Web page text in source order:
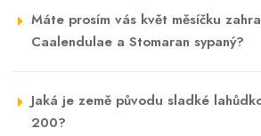
Máte prosím vás květ měsíčku
Caalendulae a Stomaran sypaný?
Jaká je země původu sladké
200?